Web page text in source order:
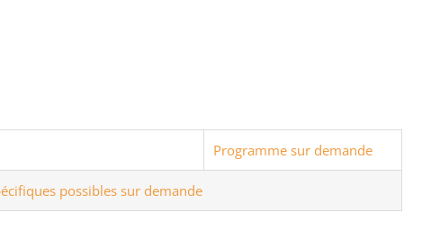
Programme sur demande
possibles sur demande